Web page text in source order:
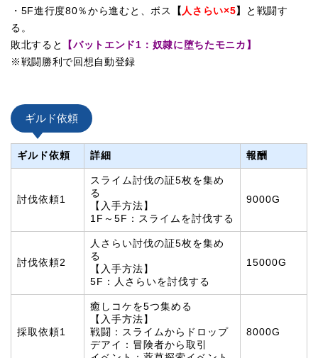
・5F進行度80％から進むと、ボス 【 人さらい×5】
と戦闘す
る。
敗北すると
【バットエンド1：奴隷に堕ちたモニカ 】
※戦闘勝利で回想自動登録
ギルド依頼
ギルド依頼 詳細 報酬
討伐依頼1
スライム討伐の証5枚を集め
る
【入手方法】
1F～5F：スライムを討伐する
9000G
討伐依頼2
人さらい討伐の証5枚を集め
る
【入手方法】
5F：人さらいを討伐する
15000G
採取依頼1
癒しコケを5つ集める
【入手方法】
戦闘：スライムからドロップ
デアイ：冒険者から取引
8000G